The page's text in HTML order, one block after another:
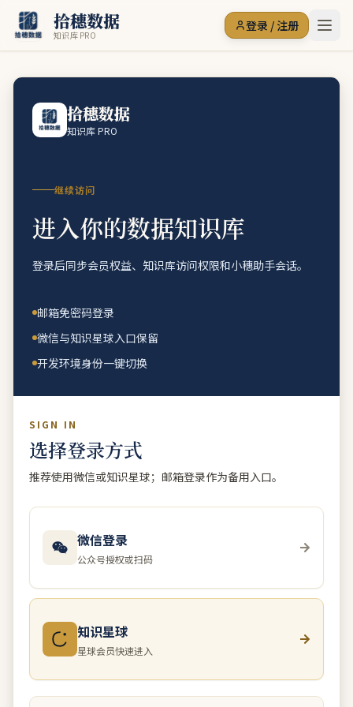
拾穗数据
知识库 PRO
登录 / 注册
拾穗数据
知识库 PRO
继续访问
进入你的数据知识库
登录后同步会员权益、知识库访问权限和小穗助手会话。
邮箱免密码登录
微信与知识星球入口保留
开发环境身份一键切换
SIGN IN
选择登录方式
推荐使用微信或知识星球；邮箱登录作为备用入口。
微信登录
公众号授权或扫码
知识星球
星球会员快速进入